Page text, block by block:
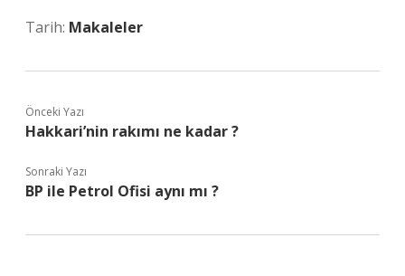
Tarih: Makaleler
Önceki Yazı
Hakkari’nin rakımı ne kadar ?
Sonraki Yazı
BP ile Petrol Ofisi aynı mı ?